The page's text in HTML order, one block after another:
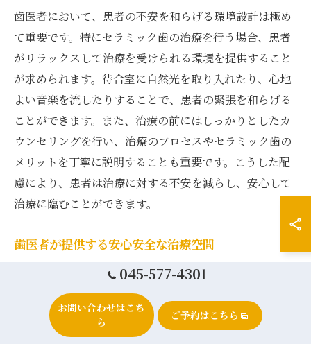
歯医者において、患者の不安を和らげる環境設計は極め
て重要です。特にセラミック歯の治療を行う場合、患者
がリラックスして治療を受けられる環境を提供すること
が求められます。待合室に自然光を取り入れたり、心地
よい音楽を流したりすることで、患者の緊張を和らげる
ことができます。また、治療の前にはしっかりとしたカ
ウンセリングを行い、治療のプロセスやセラミック歯の
メリットを丁寧に説明することも重要です。こうした配
慮により、患者は治療に対する不安を減らし、安心して
治療に臨むことができます。
歯医者が提供する安心安全な治療空間
安心安全な治療空間は、患者の不安を軽減するための鍵
となります。歯医者では、清潔な診療室と最新の医療機
器を用いて、正確で安全な治療を提供することが大切で
す。特にセラミック歯の治療では、3Dプリンティングや
045-577-4301
お問い合わせはこち
ら
ご予約はこちら